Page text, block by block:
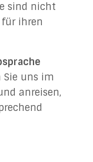
sind nicht
ihren
uns im
anreisen,